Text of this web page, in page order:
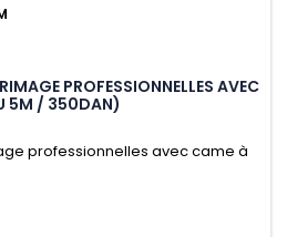
PROFESSIONNELLES AVEC
5M / 350DAN)
professionnelles avec came à
simple et rapide d'utilisation.
vos chargements pendant